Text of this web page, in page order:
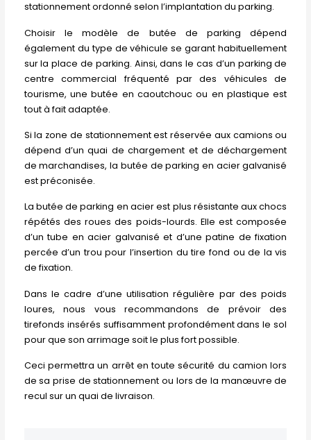
stationnement ordonné selon l’implantation du parking.
Choisir le modèle de butée de parking dépend
également du type de véhicule se garant habituellement
sur la place de parking. Ainsi, dans le cas d’un parking de
centre commercial fréquenté par des véhicules de
tourisme, une butée en caoutchouc ou en plastique est
tout à fait adaptée.
Si la zone de stationnement est réservée aux camions ou
dépend d’un quai de chargement et de déchargement
de marchandises, la butée de parking en acier galvanisé
est préconisée.
La butée de parking en acier est plus résistante aux chocs
répétés des roues des poids-lourds. Elle est composée
d’un tube en acier galvanisé et d’une patine de fixation
percée d’un trou pour l’insertion du tire fond ou de la vis
de fixation.
Dans le cadre d’une utilisation régulière par des poids
loures, nous vous recommandons de prévoir des
tirefonds insérés suffisamment profondément dans le sol
pour que son arrimage soit le plus fort possible.
Ceci permettra un arrêt en toute sécurité du camion lors
de sa prise de stationnement ou lors de la manœuvre de
recul sur un quai de livraison.